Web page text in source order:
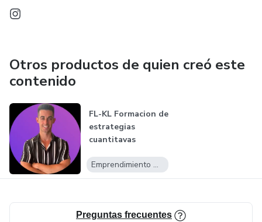
Otros productos de quien creó este
contenido
FL-KL Formacion de
estrategias
cuantitavas
Emprendimiento Digital
Preguntas frecuentes